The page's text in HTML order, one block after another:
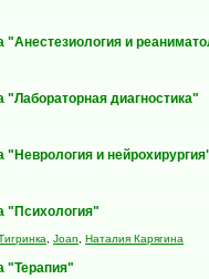
"Анестезиология и
"Лабораторная диагностика"
"Неврология и
"Психология"
Joan Наталия Карягина
"Терапия"